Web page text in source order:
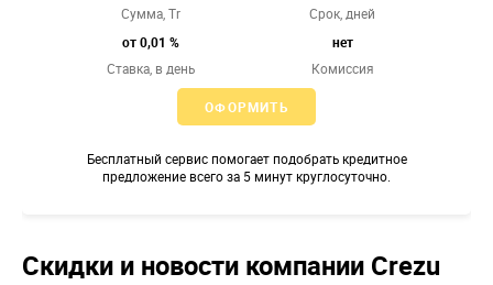
Сумма, Tr
Срок, дней
от 0,01 %
Ставка, в день
нет
Комиссия
ОФОРМИТЬ
Бесплатный сервис помогает подобрать кредитное
предложение всего за 5 минут круглосуточно.
Скидки и новости компании Crezu